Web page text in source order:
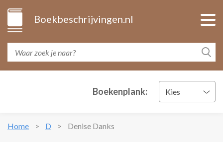
Boekbeschrijvingen.nl
Boekenplank: Kies
Home D Denise Danks